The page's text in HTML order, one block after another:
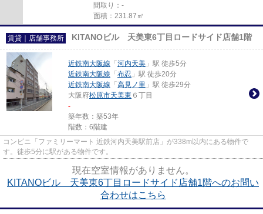
間取り：-
面積：231.87㎡
賃貸｜店舗事務所 KITANOビル 天美東6丁目ロードサイド店舗1階
近鉄南大阪線 「 河内天美 」駅 徒歩5分
近鉄南大阪線 「 布忍 」駅 徒歩20分
近鉄南大阪線 「 高見ノ里 」駅 徒歩29分
大阪府松原市天美東 ６丁目
-
築年数：築53年
階数：6階建
コンビニ「ファミリーマート 近鉄河内天美駅前店」が338m以内にある物件で
す。徒歩5分に駅がある物件です。
現在空室情報がありません。
KITANOビル 天美東6丁目ロードサイド店舗1階へのお問い
合わせはこちら